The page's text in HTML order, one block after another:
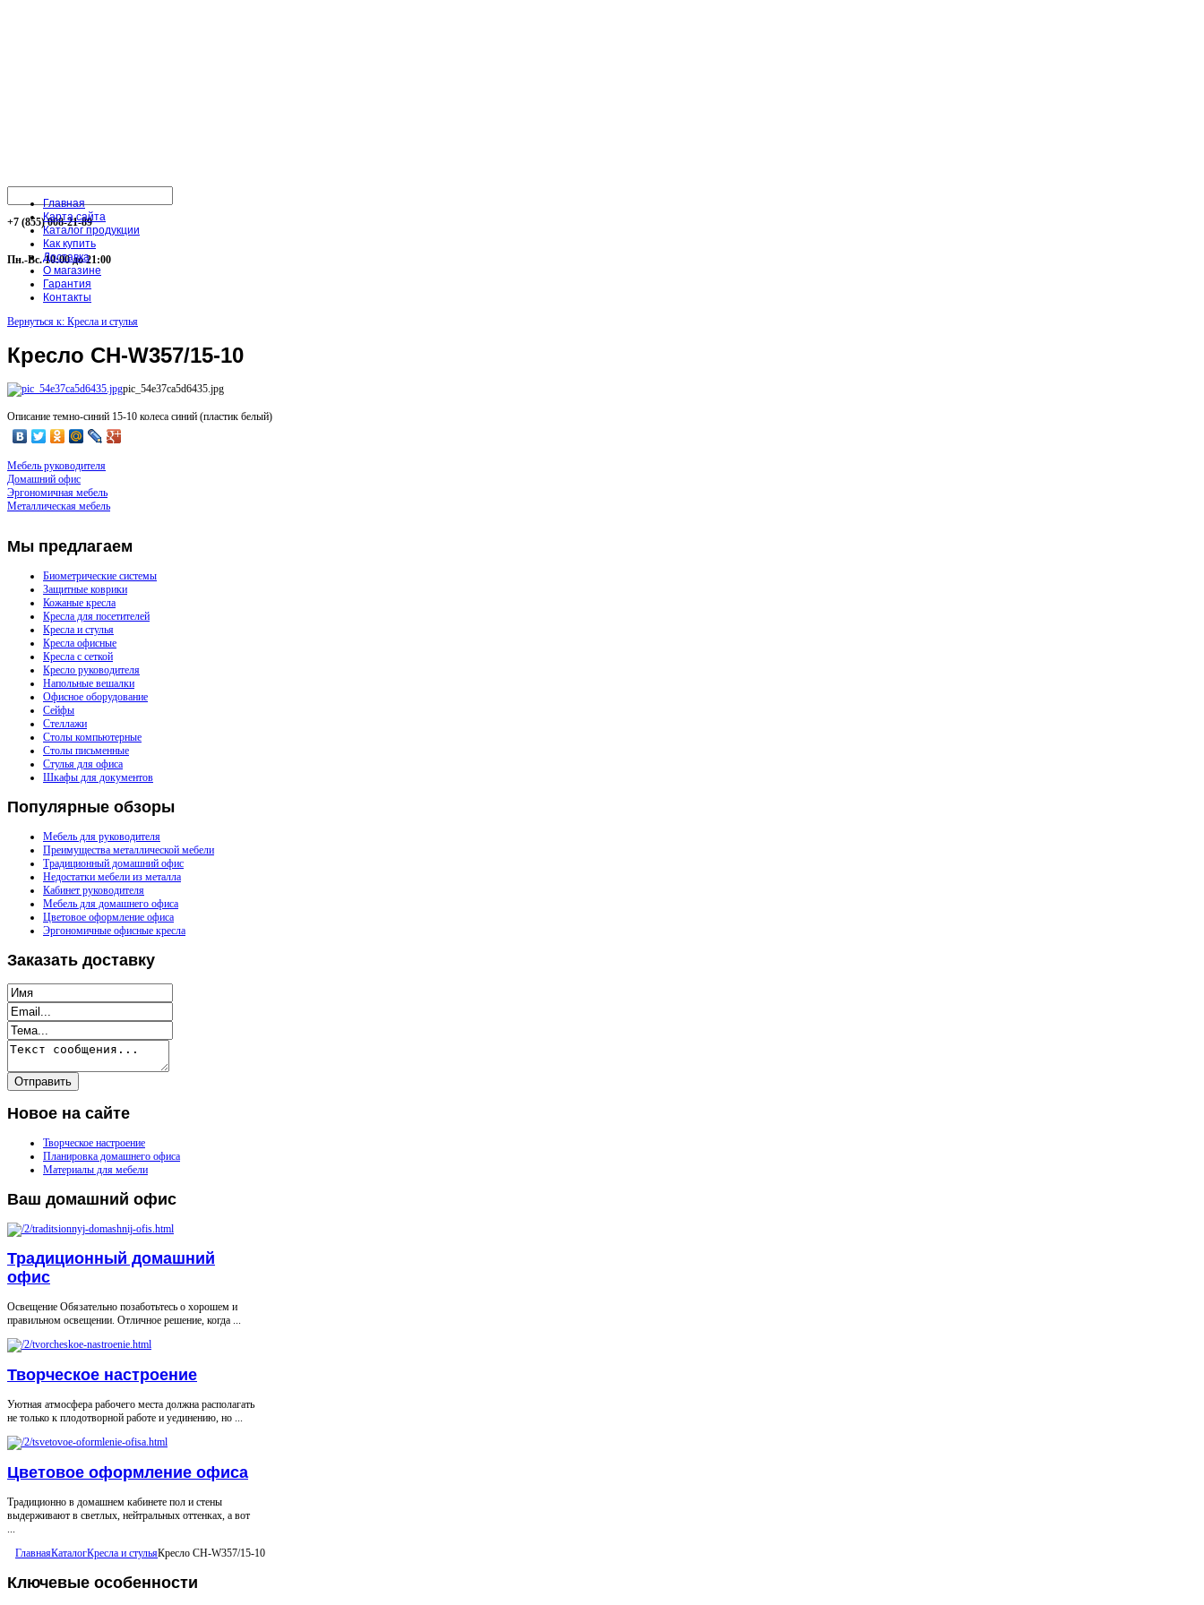
+7 (855) 008-21-89
Пн.-Вс. 10:00 до 21:00
Главная
Карта сайта
Каталог продукции
Как купить
Доставка
О магазине
Гарантия
Контакты
Вернуться к: Кресла и стулья
Кресло CH-W357/15-10
pic_54e37ca5d6435.jpg
Описание темно-синий 15-10 колеса синий (пластик белый)
Мебель руководителя
Домашний офис
Эргономичная мебель
Металлическая мебель
Мы предлагаем
Биометрические системы
Защитные коврики
Кожаные кресла
Кресла для посетителей
Кресла и стулья
Кресла офисные
Кресла с сеткой
Кресло руководителя
Напольные вешалки
Офисное оборудование
Сейфы
Стеллажи
Столы компьютерные
Столы письменные
Стулья для офиса
Шкафы для документов
Популярные обзоры
Мебель для руководителя
Преимущества металлической мебели
Традиционный домашний офис
Недостатки мебели из металла
Кабинет руководителя
Мебель для домашнего офиса
Цветовое оформление офиса
Эргономичные офисные кресла
Заказать доставку
Новое на сайте
Творческое настроение
Планировка домашнего офиса
Материалы для мебели
Ваш домашний офис
Традиционный домашний
офис
Освещение Обязательно позаботьтесь о хорошем и
правильном освещении. Отличное решение, когда ...
Творческое настроение
Уютная атмосфера рабочего места должна располагать
не только к плодотворной работе и уединению, но ...
Цветовое оформление офиса
Традиционно в домашнем кабинете пол и стены
выдерживают в светлых, нейтральных оттенках, а вот
...
ГлавнаяКаталогКресла и стульяКресло CH-W357/15-10
Ключевые особенности